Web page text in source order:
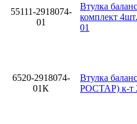
55111-2918074-
01
Втулка
комплект
01
6520-2918074-
01К
Втулка
РОСТАР) к-т